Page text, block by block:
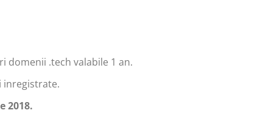
domenii .tech valabile 1 an.
inregistrate.
2018.